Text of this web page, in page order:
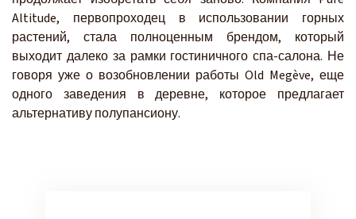
Altitude, первопроходец в использовании горных
растений, стала полноценным брендом, который
выходит далеко за рамки гостиничного спа-салона. Не
говоря уже о возобновлении работы Old Megève, еще
одного заведения в деревне, которое предлагает
альтернативу полупансиону.